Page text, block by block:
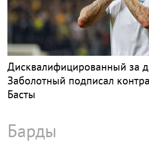
Дисквалифицированный за
Заболотный подписал
Басты
Барды